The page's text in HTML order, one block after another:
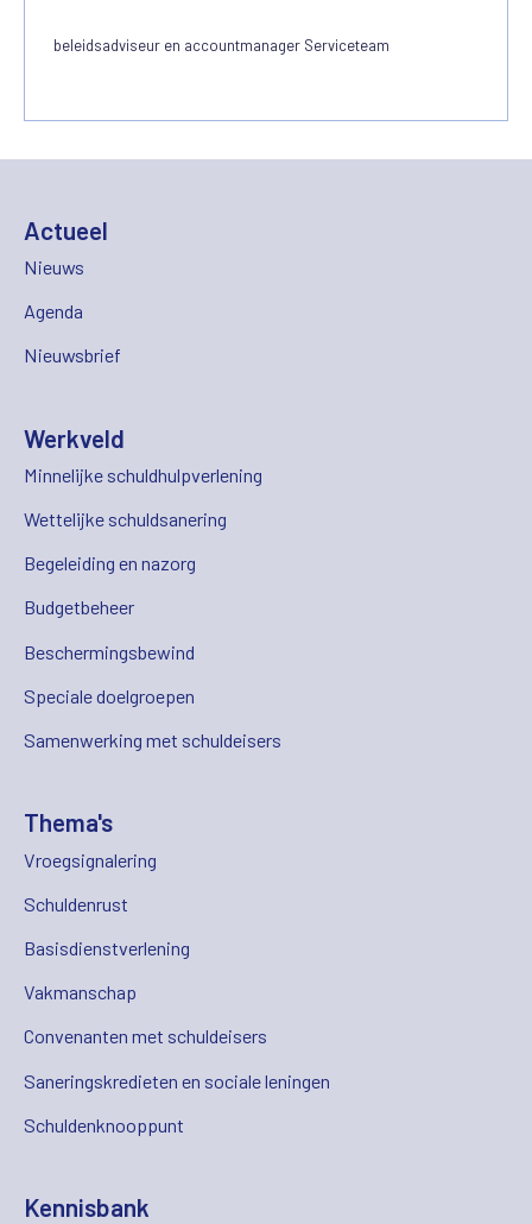
beleidsadviseur en accountmanager Serviceteam
Actueel
Nieuws
Agenda
Nieuwsbrief
Werkveld
Minnelijke schuldhulpverlening
Wettelijke schuldsanering
Begeleiding en nazorg
Budgetbeheer
Beschermingsbewind
Speciale doelgroepen
Samenwerking met schuldeisers
Thema's
Vroegsignalering
Schuldenrust
Basisdienstverlening
Vakmanschap
Convenanten met schuldeisers
Saneringskredieten en sociale leningen
Schuldenknooppunt
Kennisbank